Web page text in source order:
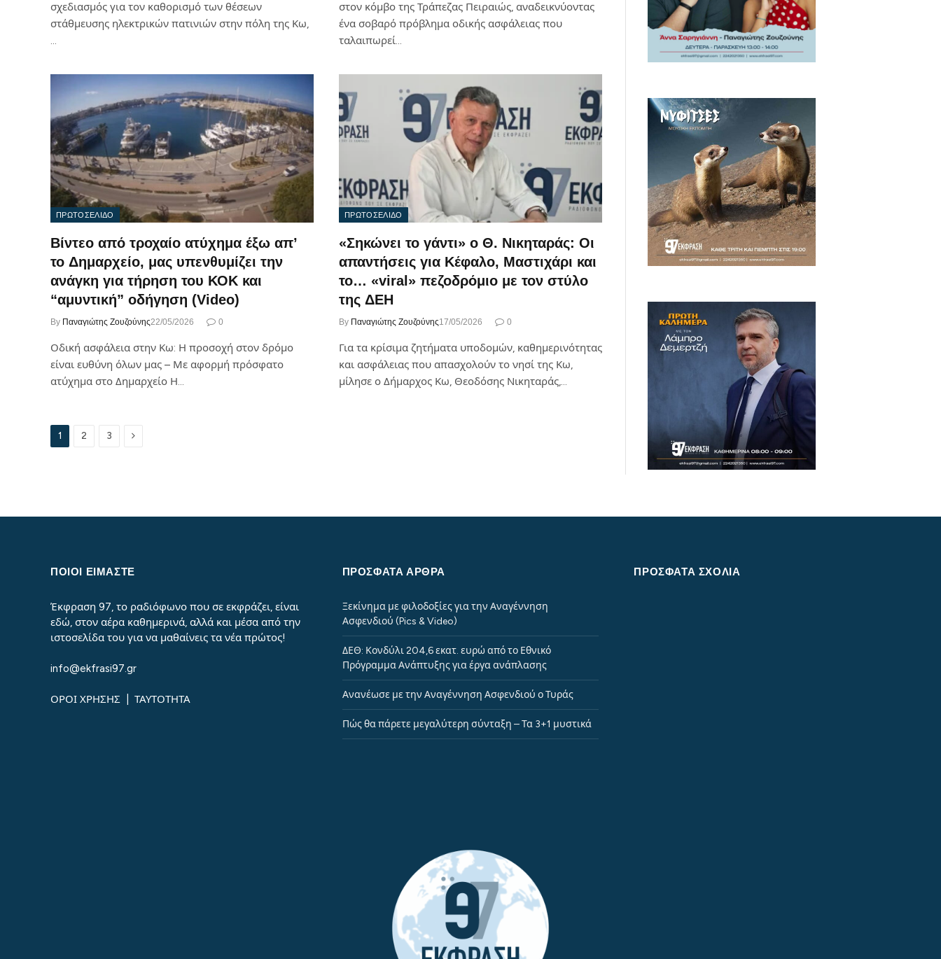
σχεδιασμός για τον καθορισμό των θέσεων
στάθμευσης ηλεκτρικών πατινιών στην πόλη της Κω,
…
στον κόμβο της Τράπεζας Πειραιώς, αναδεικνύοντας
ένα σοβαρό πρόβλημα οδικής ασφάλειας που
ταλαιπωρεί…
ΠΡΩΤΟΣΕΛΙΔΟ
Βίντεο από τροχαίο ατύχημα έξω απ’
το Δημαρχείο, μας υπενθυμίζει την
ανάγκη για τήρηση του ΚΟΚ και
“αμυντική” οδήγηση (Video)
By Παναγιώτης Ζουζούνης22/05/2026 0
Οδική ασφάλεια στην Κω: Η προσοχή στον δρόμο
είναι ευθύνη όλων μας – Με αφορμή πρόσφατο
ατύχημα στο Δημαρχείο Η…
ΠΡΩΤΟΣΕΛΙΔΟ
«Σηκώνει το γάντι» ο Θ. Νικηταράς: Οι
απαντήσεις για Κέφαλο, Μαστιχάρι και
το… «viral» πεζοδρόμιο με τον στύλο
της ΔΕΗ
By Παναγιώτης Ζουζούνης17/05/2026 0
Για τα κρίσιμα ζητήματα υποδομών, καθημερινότητας
και ασφάλειας που απασχολούν το νησί της Κω,
μίλησε ο Δήμαρχος Κω, Θεοδόσης Νικηταράς,…
1 2 3 Next
ΠΟΙΟΙ ΕΙΜΑΣΤΕ
Έκφραση 97, το ραδιόφωνο που σε εκφράζει, είναι
εδώ, στον αέρα καθημερινά, αλλά και μέσα από την
ιστοσελίδα του για να μαθαίνεις τα νέα πρώτος!
info@ekfrasi97.gr
ΟΡΟΙ ΧΡΗΣΗΣ ΤΑΥΤΟΤΗΤΑ
ΠΡΌΣΦΑΤΑ ΆΡΘΡΑ
Ξεκίνημα με φιλοδοξίες για την Αναγέννηση
Ασφενδιού (Pics & Video)
ΔΕΘ: Κονδύλι 204,6 εκατ. ευρώ από το Εθνικό
Πρόγραμμα Ανάπτυξης για έργα ανάπλασης
Ανανέωσε με την Αναγέννηση Ασφενδιού ο Τυράς
Πώς θα πάρετε μεγαλύτερη σύνταξη – Τα 3+1 μυστικά
ΠΡΌΣΦΑΤΑ ΣΧΌΛΙΑ